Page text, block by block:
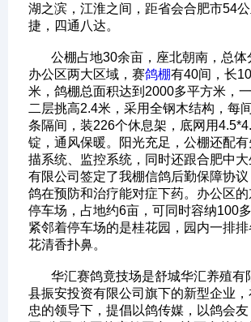
湖之滨，江淮之间，距省会合肥市54
捷，四通八达。
公棚占地30余亩，座北朝南，总体
办公区两大区域，赛鸽棚有40间，长
米，鸽棚总面积达到2000多平方米，
二层挑高2.4米，采用全钢木结构，每
条隔间，装226个休息架，底网用
锭，通风保暖。阳光充足，公棚还配
描系统、监控系统，同时还跟合肥中
有限公司签定了我棚信鸽后勤保障协
鸽在预防和治疗能对症下药。办公区
停车场，占地约6亩，可同时容纳100
紧邻着停车场的是桂花园，园内一排
花清香扑鼻。
华汇赛鸽竟技场是舒城华汇养殖有
县振安投资有限公司旗下的新型企业
忠的领导下，提倡以鸽传媒，以鸽会